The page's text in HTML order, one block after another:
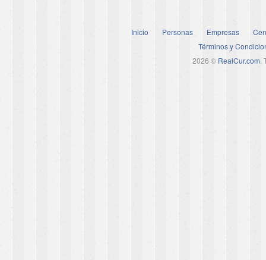
Inicio Personas Empresas
Términos y
2026 © RealCur.com.